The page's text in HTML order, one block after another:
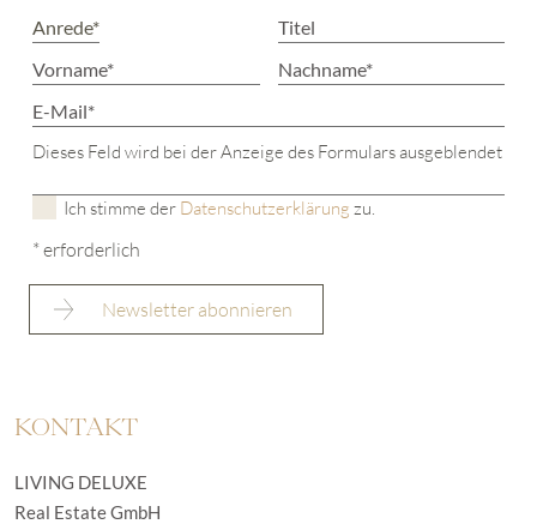
Dieses Feld wird bei der Anzeige des Formulars ausgeblendet
Ich stimme der Datenschutzerklärung zu.
* erforderlich
KONTAKT
LIVING DELUXE
Real Estate GmbH